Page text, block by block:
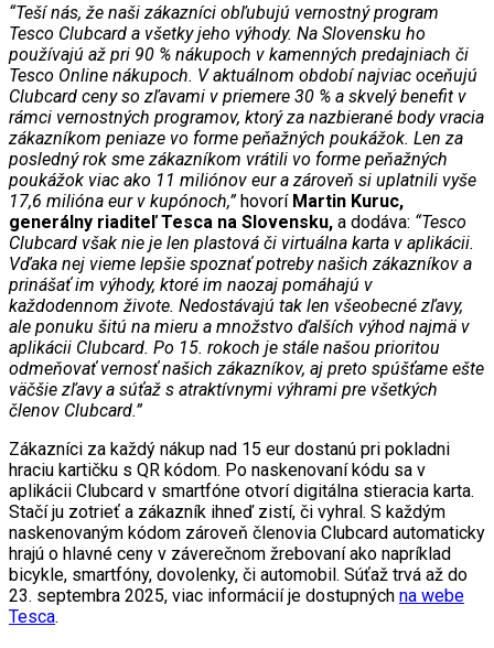
“Teší nás, že naši zákazníci obľubujú vernostný program
Tesco Clubcard a všetky jeho výhody. Na Slovensku ho
používajú až pri 90 % nákupoch v kamenných predajniach či
Tesco Online nákupoch. V aktuálnom období najviac oceňujú
Clubcard ceny so zľavami v priemere 30 % a skvelý benefit v
rámci vernostných programov, ktorý za nazbierané body vracia
zákazníkom peniaze vo forme peňažných poukážok. Len za
posledný rok sme zákazníkom vrátili vo forme peňažných
poukážok viac ako 11 miliónov eur a zároveň si uplatnili vyše
17,6 milióna eur v kupónoch,”hovorí Martin Kuruc,
generálny riaditeľ Tesca na Slovensku, a dodáva: “Tesco
Clubcard však nie je len plastová či virtuálna karta v aplikácii.
Vďaka nej vieme lepšie spoznať potreby našich zákazníkov a
prinášať im výhody, ktoré im naozaj pomáhajú v
každodennom živote. Nedostávajú tak len všeobecné zľavy,
ale ponuku šitú na mieru a množstvo ďalších výhod najmä v
aplikácii Clubcard. Po 15. rokoch je stále našou prioritou
odmeňovať vernosť našich zákazníkov, aj preto spúšťame ešte
väčšie zľavy a súťaž s atraktívnymi výhrami pre všetkých
členov Clubcard.”
Zákazníci za každý nákup nad 15 eur dostanú pri pokladni
hraciu kartičku s QR kódom. Po naskenovaní kódu sa v
aplikácii Clubcard v smartfóne otvorí digitálna stieracia karta.
Stačí ju zotrieť a zákazník ihneď zistí, či vyhral. S každým
naskenovaným kódom zároveň členovia Clubcard automaticky
hrajú o hlavné ceny v záverečnom žrebovaní ako napríklad
bicykle, smartfóny, dovolenky, či automobil. Súťaž trvá až do
23. septembra 2025, viac informácií je dostupných na webe
Tesca.